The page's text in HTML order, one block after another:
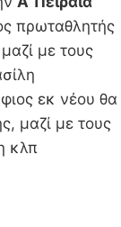
πρωταθλητής
με τους
εκ νέου θα
μαζί με τους
κλπ